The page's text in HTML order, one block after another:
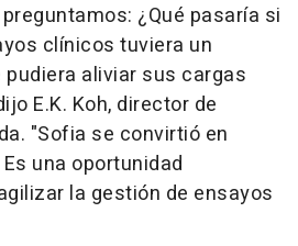
¿Qué pasaría si
clínicos tuviera un
aliviar sus cargas
E.K. Koh, director de
"Sofia se convirtió en
una oportunidad
la gestión de ensayos